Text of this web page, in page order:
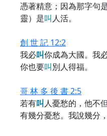
憑著精意；因為那字句
靈）是叫人活。
創 世 記 12:2
我必叫你成為大國。我
你也要叫別人得福。
哥 林 多 後 書 2:5
若有叫人憂愁的，他不但
有幾分憂愁。我說幾分